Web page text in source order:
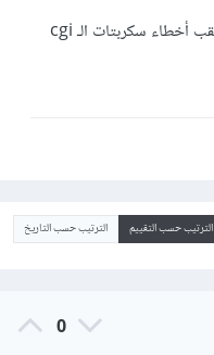
هل هناك أى أوامر أو طرق تمكننى من تعقب أخطاء سكربتات الـ cgi
الترتيب حسب التقييم الترتيب حسب التاريخ
0